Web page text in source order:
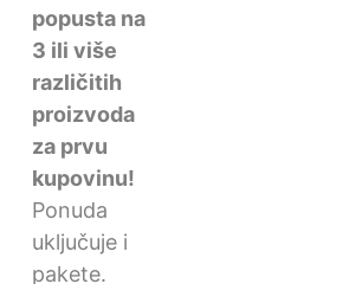
popusta na
3 ili više
različitih
proizvoda
za prvu
kupovinu!
Ponuda
uključuje i
pakete.